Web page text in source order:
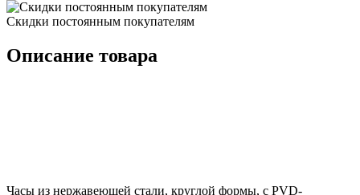
Скидки постоянным покупателям
Описание товара
Часы из нержавеющей стали, круглой формы, с PVD-